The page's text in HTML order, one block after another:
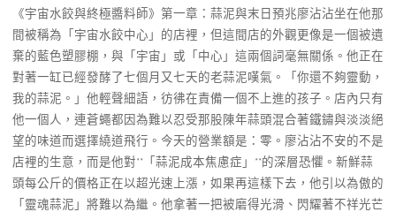
《宇宙水餃與終極醬料師》第一章：蒜泥與末日預兆廖沾沾坐在他那
間被稱為「宇宙水餃中心」的店裡，但這間店的外觀更像是一個被遺
棄的藍色塑膠棚，與「宇宙」或「中心」這兩個詞毫無關係。他正在
對著一缸已經發酵了七個月又七天的老蒜泥嘆氣。「你還不夠靈動，
我的蒜泥。」他輕聲細語，彷彿在責備一個不上進的孩子。店內只有
他一個人，連蒼蠅都因為難以忍受那股陳年蒜頭混合著鐵鏽與淡淡絕
望的味道而選擇繞道飛行。今天的營業額是：零。廖沾沾不安的不是
店裡的生意，而是他對**「蒜泥成本焦慮症」**的深層恐懼。新鮮蒜
頭每公斤的價格正在以超光速上漲，如果再這樣下去，他引以為傲的
「靈魂蒜泥」將難以為繼。他拿著一把被磨得光滑、閃耀著不祥光芒